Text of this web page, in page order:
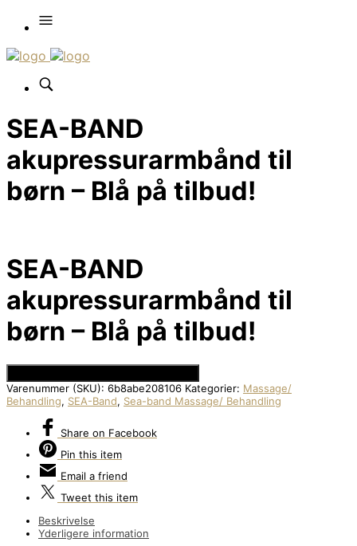
SEA-BAND
akupressurarmbånd til
børn – Blå på tilbud!
SEA-BAND
akupressurarmbånd til
børn – Blå på tilbud!
Varenummer (SKU): 6b8abe208106 Kategorier: Massage/
Behandling, SEA-Band, Sea-band Massage/ Behandling
Share on Facebook
Pin this item
Email a friend
Tweet this item
Beskrivelse
Yderligere information